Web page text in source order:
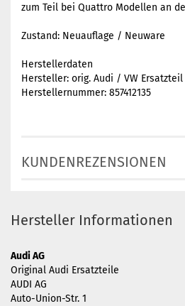
zum Teil bei Quattro Modellen an
Zustand: Neuauflage / Neuware
Herstellerdaten
Hersteller: orig. Audi / VW Ersatzteil
Herstellernummer: 857412135
KUNDENREZENSIONEN
Hersteller Informationen
Audi AG
Original Audi Ersatzteile
AUDI AG
Auto-Union-Str. 1